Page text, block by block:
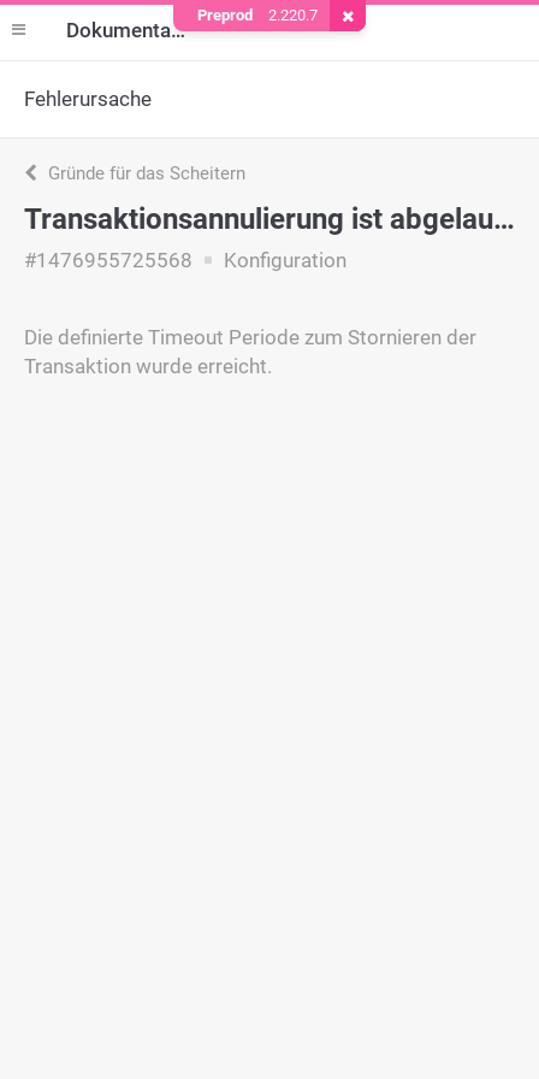
Dokumentation
Fehlerursache
Gründe für das Scheitern
Transaktionsannulierung ist abgelaufen
#1476955725568 Konfiguration
Die definierte Timeout Periode zum Stornieren der
Transaktion wurde erreicht.
Preprod 2.220.7 Cookie entfernen